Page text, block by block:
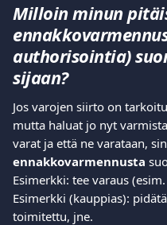
Milloin minun
authorisointia)
sijaan?
Jos varojen siirto on
mutta haluat jo nyt
varat ja että ne varataan,
ennakkovarmennusta
Esimerkki: tee varaus
Esimerkki (kauppias):
toimitettu, jne.